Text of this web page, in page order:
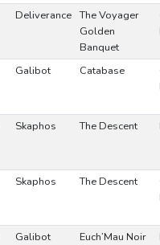
Deliverance The Voyager
Golden
Banquet
Galibot Catabase
Skaphos The Descent
Skaphos The Descent
Galibot
Euch’Mau Noir